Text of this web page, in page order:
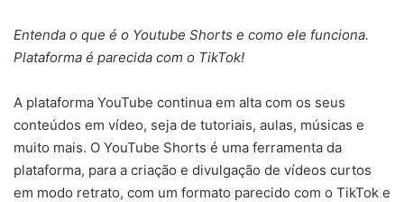
Entenda o que é o Youtube Shorts e como ele funciona.
Plataforma é parecida com o TikTok!
A plataforma YouTube continua em alta com os seus
conteúdos em vídeo, seja de tutoriais, aulas, músicas e
muito mais. O YouTube Shorts é uma ferramenta da
plataforma, para a criação e divulgação de vídeos curtos
em modo retrato, com um formato parecido com o TikTok e